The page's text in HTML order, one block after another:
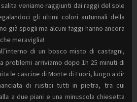
veniamo raggiunti dai raggi del sole
gli ultimi colori autunnali della
già spogli ma alcuni faggi hanno ancora
meraviglia!
di un bosco misto di castagni,
problemi arriviamo dopo 1h 25 minuti di
le cascine di Monte di Fuori, luogo a dir
di rustici tutti in pietra, tra cui
a due piani e una minuscola chiesetta